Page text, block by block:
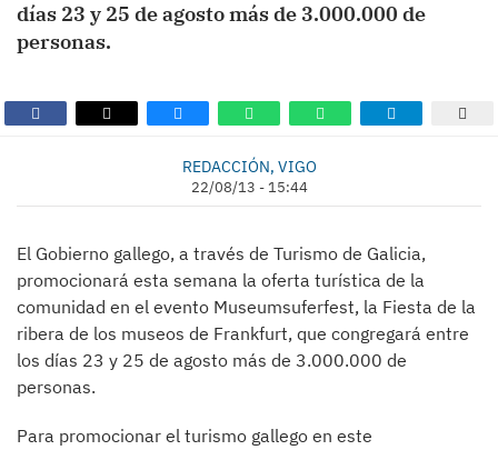
días 23 y 25 de agosto más de 3.000.000 de
personas.
REDACCIÓN, VIGO
22/08/13 - 15:44
El Gobierno gallego, a través de Turismo de Galicia,
promocionará esta semana la oferta turística de la
comunidad en el evento Museumsuferfest, la Fiesta de la
ribera de los museos de Frankfurt, que congregará entre
los días 23 y 25 de agosto más de 3.000.000 de
personas.
Para promocionar el turismo gallego en este